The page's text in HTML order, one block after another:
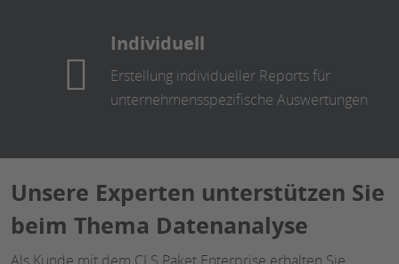
Individuell
Erstellung individueller Reports für
unternehmensspezifische Auswertungen
Unsere Experten unterstützen Sie
beim Thema Datenanalyse